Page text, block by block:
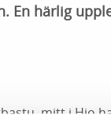
En härlig
mitt i Hjo